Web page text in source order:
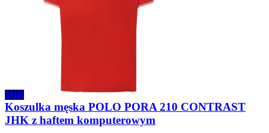
JHK
Koszulka męska POLO PORA 210 CONTRAST
JHK z haftem komputerowym